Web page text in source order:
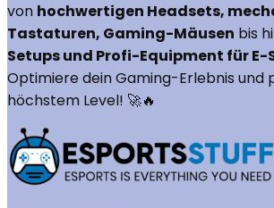
von hochwertigen Headsets,
Tastaturen, Gaming-Mäusen bis
Setups und Profi-Equipment für E-
Optimiere dein Gaming-Erlebnis und
höchstem Level! 🚀🔥